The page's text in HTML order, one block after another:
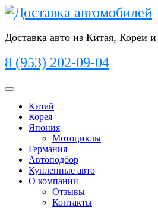
Перейти
Доставка авто из Китая, Кореи
8 (953) 202-09-04
Кнопка
ОткрытьКитай
Корея
Япония
Мотоциклы
Германия
Автоподбор
Купленные авто
О компании
Отзывы
Контакты